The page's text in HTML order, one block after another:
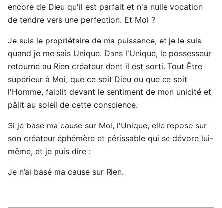
encore de Dieu qu'il est parfait et n'a nulle vocation
de tendre vers une perfection. Et Moi ?
Je suis le propriétaire de ma puissance, et je le suis
quand je me sais Unique. Dans l'Unique, le possesseur
retourne au Rien créateur dont il est sorti. Tout Être
supérieur à Moi, que ce soit Dieu ou que ce soit
l'Homme, faiblit devant le sentiment de mon unicité et
pâlit au soleil de cette conscience.
Si je base ma cause sur Moi, l'Unique, elle repose sur
son créateur éphémère et périssable qui se dévore lui-
même, et je puis dire :
Je n’ai basé ma cause sur Rien.